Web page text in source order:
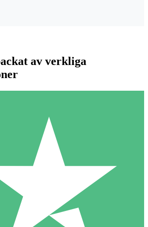
Kreditpaket
med nedladdningskrediter. Inget
1 Nedladdningar
10 00
av verkliga